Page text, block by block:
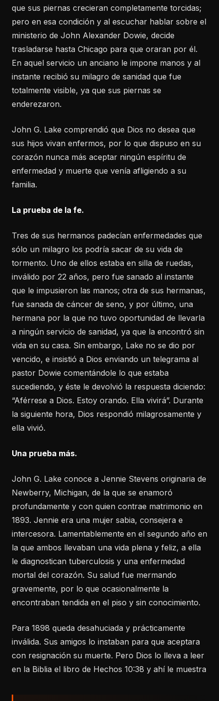
que sus piernas crecieran completamente torcidas;
pero en esa condición y al escuchar hablar sobre el
ministerio de John Alexander Dowie, decide
trasladarse hasta Chicago para que oraran por él.
En aquel servicio un anciano le impone manos y al
instante recibió su milagro de sanidad que fue
totalmente visible, ya que sus piernas se
enderezaron.
John G. Lake comprendió que Dios no desea que
sus hijos vivan enfermos, por lo que dispuso en su
corazón nunca más aceptar ningún espíritu de
enfermedad y muerte que venía afligiendo a su
familia.
La prueba de la fe.
Tres de sus hermanos padecían enfermedades que
sólo un milagro los podría sacar de su vida de
tormento. Uno de ellos estaba en silla de ruedas,
inválido por 22 años, pero fue sanado al instante
que le impusieron las manos; otra de sus hermanas,
fue sanada de cáncer de seno, y por último, una
hermana por la que no tuvo oportunidad de llevarla
a ningún servicio de sanidad, ya que la encontró sin
vida en su casa. Sin embargo, Lake no se dio por
vencido, e insistió a Dios enviando un telegrama al
pastor Dowie comentándole lo que estaba
sucediendo, y éste le devolvió la respuesta diciendo:
“Aférrese a Dios. Estoy orando. Ella vivirá”. Durante
la siguiente hora, Dios respondió milagrosamente y
ella vivió.
Una prueba más.
John G. Lake conoce a Jennie Stevens originaria de
Newberry, Michigan, de la que se enamoró
profundamente y con quien contrae matrimonio en
1893. Jennie era una mujer sabia, consejera e
intercesora. Lamentablemente en el segundo año en
la que ambos llevaban una vida plena y feliz, a ella
le diagnostican tuberculosis y una enfermedad
mortal del corazón. Su salud fue mermando
gravemente, por lo que ocasionalmente la
encontraban tendida en el piso y sin conocimiento.
Para 1898 queda desahuciada y prácticamente
inválida. Sus amigos lo instaban para que aceptara
con resignación su muerte. Pero Dios lo lleva a leer
en la Biblia el libro de Hechos 10:38 y ahí le muestra